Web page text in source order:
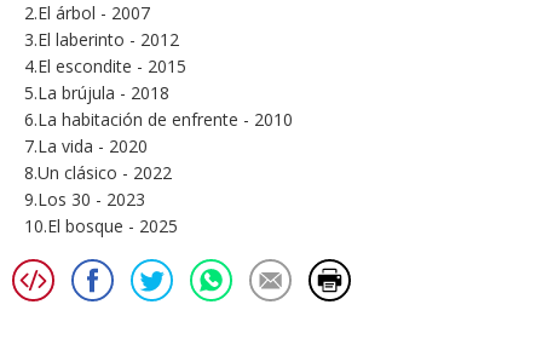
2.El árbol - 2007
3.El laberinto - 2012
4.El escondite - 2015
5.La brújula - 2018
6.La habitación de enfrente - 2010
7.La vida - 2020
8.Un clásico - 2022
9.Los 30 - 2023
10.El bosque - 2025